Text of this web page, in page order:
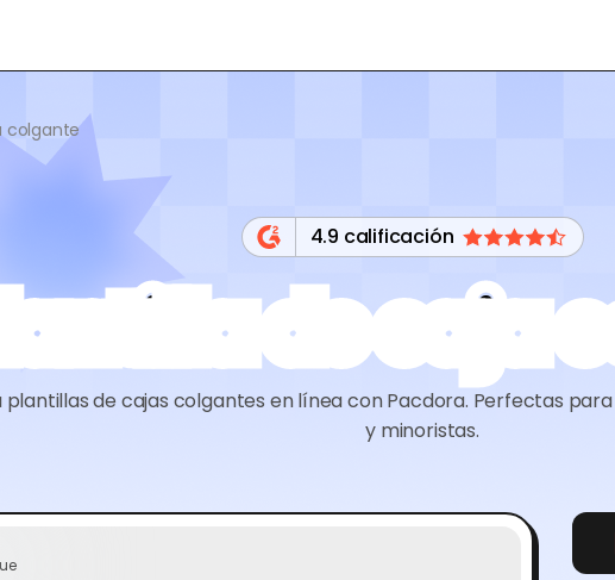
colgante
4.9 calificación
de caja
plantillas de cajas colgantes en línea con Pacdora. Perfectas
y minoristas.